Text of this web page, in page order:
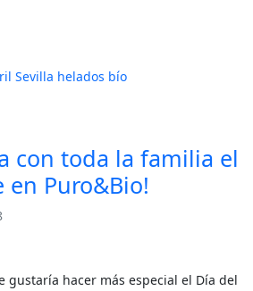
Sevilla helados bío
con toda la familia el
en Puro&Bio!
gustaría hacer más especial el Día del